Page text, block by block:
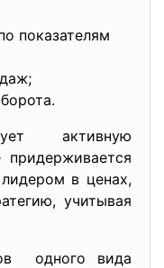
показателям
активную
в ценах,
учитывая
одного вида